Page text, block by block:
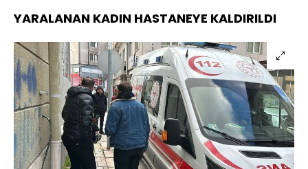
YARALANAN KADIN HASTANEYE KALDIRILDI